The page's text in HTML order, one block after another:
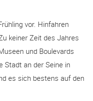
vor. Hinfahren
keiner Zeit des Jahres
und Boulevards
Stadt an der Seine in
es sich bestens auf den